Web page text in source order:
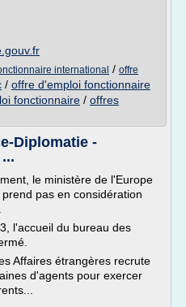
international / offre
/ offre d'emploi fonctionnaire
fonctionnaire / offres
Diplomatie -
le ministère de l'Europe
pas en considération
l'accueil du bureau des
Affaires étrangères recrute
d'agents pour exercer